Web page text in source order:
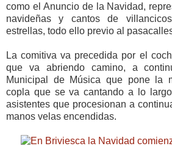
como el Anuncio de la Navidad,
navideñas y cantos de
estrellas, todo ello previo al
La comitiva va precedida por el
que va abriendo camino, a
Municipal de Música que pone la
copla que se va cantando a lo
asistentes que procesionan a
manos velas encendidas.